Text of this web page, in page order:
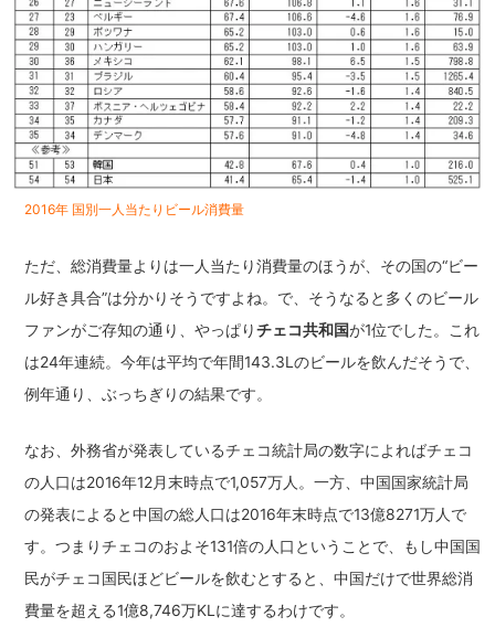
2016年 国別一人当たりビール消費量
ただ、総消費量よりは一人当たり消費量のほうが、その国の“ビー
ル好き具合”は分かりそうですよね。で、そうなると多くのビール
ファンがご存知の通り、やっぱりチェコ共和国が1位でした。これ
は24年連続。今年は平均で年間143.3Lのビールを飲んだそうで、
例年通り、ぶっちぎりの結果です。
なお、外務省が発表しているチェコ統計局の数字によればチェコ
の人口は2016年12月末時点で1,057万人。一方、中国国家統計局
の発表によると中国の総人口は2016年末時点で13億8271万人で
す。つまりチェコのおよそ131倍の人口ということで、もし中国国
民がチェコ国民ほどビールを飲むとすると、中国だけで世界総消
費量を超える1億8,746万KLに達するわけです。